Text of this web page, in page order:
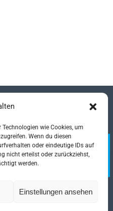
wie Cookies, um
Wenn du diesen
oder eindeutige IDs auf
nicht erteilst oder zurückziehst,
werden.
Einstellungen ansehen